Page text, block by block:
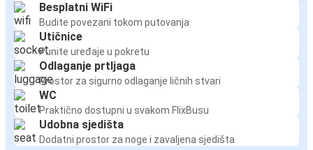
Besplatni WiFi
Budite povezani tokom putovanja
Utičnice
Punite uređaje u pokretu
Odlaganje prtljaga
Prostor za sigurno odlaganje ličnih stvari
WC
Praktično dostupni u svakom FlixBusu
Udobna sjedišta
Dodatni prostor za noge i zavaljena sjedišta